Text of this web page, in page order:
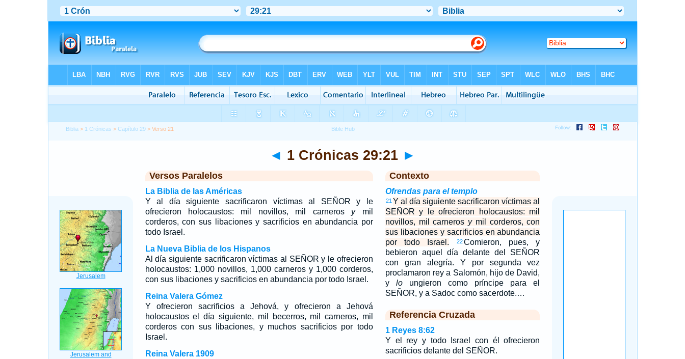
Biblia > 1 Crónicas >Capítulo 29 > Verso 21
◄ 1 Crónicas 29:21 ►
Versos Paralelos
La Biblia de las Américas
Y al día siguiente sacrificaron víctimas al SEÑOR y le
ofrecieron holocaustos: mil novillos, mil carneros ymil
corderos, con sus libaciones y sacrificios en abundancia por
todo Israel.
La Nueva Biblia de los Hispanos
Al día siguiente sacrificaron víctimas al SEÑOR y le ofrecieron
holocaustos: 1,000 novillos, 1,000 carneros y 1,000 corderos,
con sus libaciones y sacrificios en abundancia por todo Israel.
Reina Valera Gómez
Y ofrecieron sacrificios a Jehová, y ofrecieron a Jehová
holocaustos el día siguiente, mil becerros, mil carneros, mil
corderos con sus libaciones, y muchos sacrificios por todo
Israel.
Reina Valera 1909
Contexto
Ofrendas para el templo
21 Y al día siguiente sacrificaron víctimas al
SEÑOR y le ofrecieron holocaustos: mil
novillos, mil carneros ymil corderos, con
sus libaciones y sacrificios en abundancia
por todo Israel.
22Comieron, pues, y
bebieron aquel día delante del SEÑOR
con gran alegría. Y por segunda vez
proclamaron rey a Salomón, hijo de David,
ylo ungieron como príncipe para el
SEÑOR, y a Sadoc como sacerdote.…
Referencia Cruzada
1 Reyes 8:62
Y el rey y todo Israel con él ofrecieron
sacrificios delante del SEÑOR.